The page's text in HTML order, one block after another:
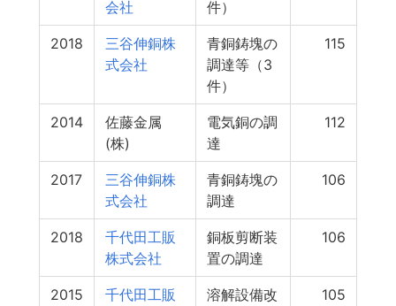
会社
件）
2018
三谷伸銅株
式会社
青銅鋳塊の
調達等（3
件）
115
2014
佐藤金属
(株)
電気銅の調
達
112
2017
三谷伸銅株
式会社
青銅鋳塊の
調達
106
2018
千代田工販
株式会社
銅板剪断装
置の調達
106
2015 千代田工販 溶解設備改 105